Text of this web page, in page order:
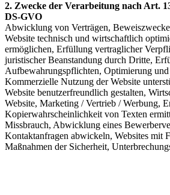
2. Zwecke der Verarbeitung nach Art.
DS-GVO
Abwicklung von Verträgen,
Website technisch und wirtschaftlich
ermöglichen, Erfüllung vertraglicher
juristischer Beanstandung durch Dritte,
Aufbewahrungspflichten, Optimierung
Kommerzielle Nutzung der Website
Website benutzerfreundlich gestalten,
Website, Marketing / Vertrieb / Werbung,
Kopierwahrscheinlichkeit von Texten
Missbrauch, Abwicklung eines
Kontaktanfragen abwickeln, Websites mit
Maßnahmen der Sicherheit,